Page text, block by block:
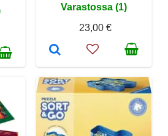
Varastossa (1)
23,00 €